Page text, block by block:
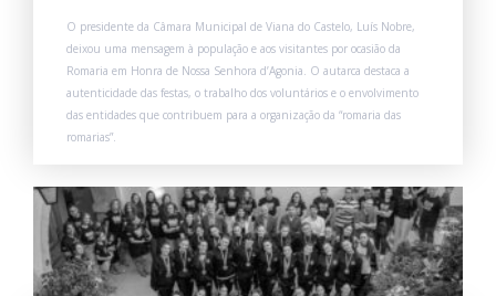
O presidente da Câmara Municipal de Viana do Castelo, Luís Nobre,
deixou uma mensagem à população e aos visitantes por ocasião da
Romaria em Honra de Nossa Senhora d’Agonia. O autarca destaca a
autenticidade das festas, o trabalho dos voluntários e o envolvimento
das entidades que contribuem para a organização da “romaria das
romarias”.